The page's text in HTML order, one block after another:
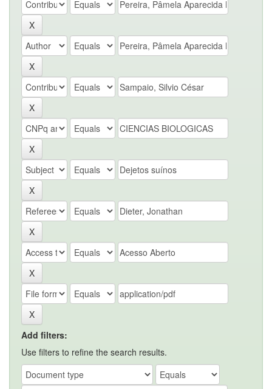
Add filters:
Use filters to refine the search results.